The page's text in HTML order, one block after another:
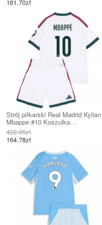
161.70zł
Strój piłkarski Real Madrid Kylian
Mbappe #10 Koszulka
Podstawowej dziecięce 2026-27
Krótki Rękaw (+ Krótkie spodenki)
422.95zł
164.78zł